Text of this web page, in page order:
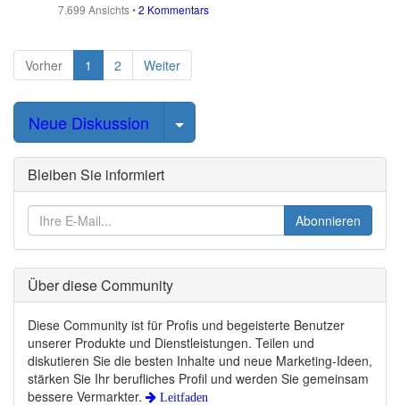
7.699 Ansichts•2 Kommentars
Vorher 1 2 Weiter
Neue Diskussion Select Post
Bleiben Sie informiert
Abonnieren
Über diese Community
Diese Community ist für Profis und begeisterte Benutzer
unserer Produkte und Dienstleistungen. Teilen und
diskutieren Sie die besten Inhalte und neue Marketing-Ideen,
stärken Sie Ihr berufliches Profil und werden Sie gemeinsam
bessere Vermarkter.
Leitfaden